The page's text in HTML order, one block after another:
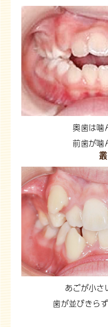
奥歯は噛
前歯が噛
あごが小さ
歯が並びきら